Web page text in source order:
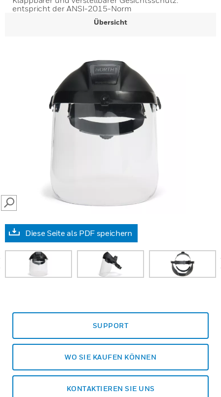
entspricht der ANSI-2015-Norm
Übersicht
SEARCH
Diese Seite als PDF speichern
SUPPORT
WO SIE KAUFEN KÖNNEN
KONTAKTIEREN SIE UNS